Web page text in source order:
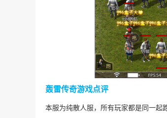
轰雷传奇游戏点评
本服为纯散人服，所有玩家都是同一起